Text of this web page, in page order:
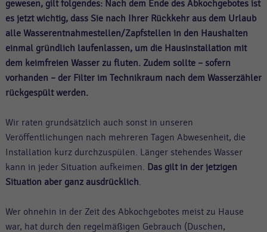
gewesen, gilt folgendes: Nach dem Ende des Abkochgebotes ist
es jetzt wichtig, dass Sie nach Ihrer Rückkehr aus dem Urlaub
alle Wasserentnahmestellen/Zapfstellen in den Haushalten
einmal gründlich laufenlassen, um die Hausinstallation mit
dem keimfreien Wasser zu fluten. Zudem sollte – sofern
vorhanden – der Filter im Technikraum nach dem Wasserzähler
rückgespült werden.
Wir raten grundsätzlich auch sonst in unseren
Veröffentlichungen nach mehreren Tagen Abwesenheit, die
Installation kurz durchzuspülen. Länger stehendes Wasser
kann in jeder Situation aufkeimen. Das gilt in der jetzigen
Situation aber ganz ausdrücklich.
Wer ohnehin in der Zeit des Abkochgebotes meist zu Hause
war, hat durch den regelmäßigen Gebrauch (Duschen,